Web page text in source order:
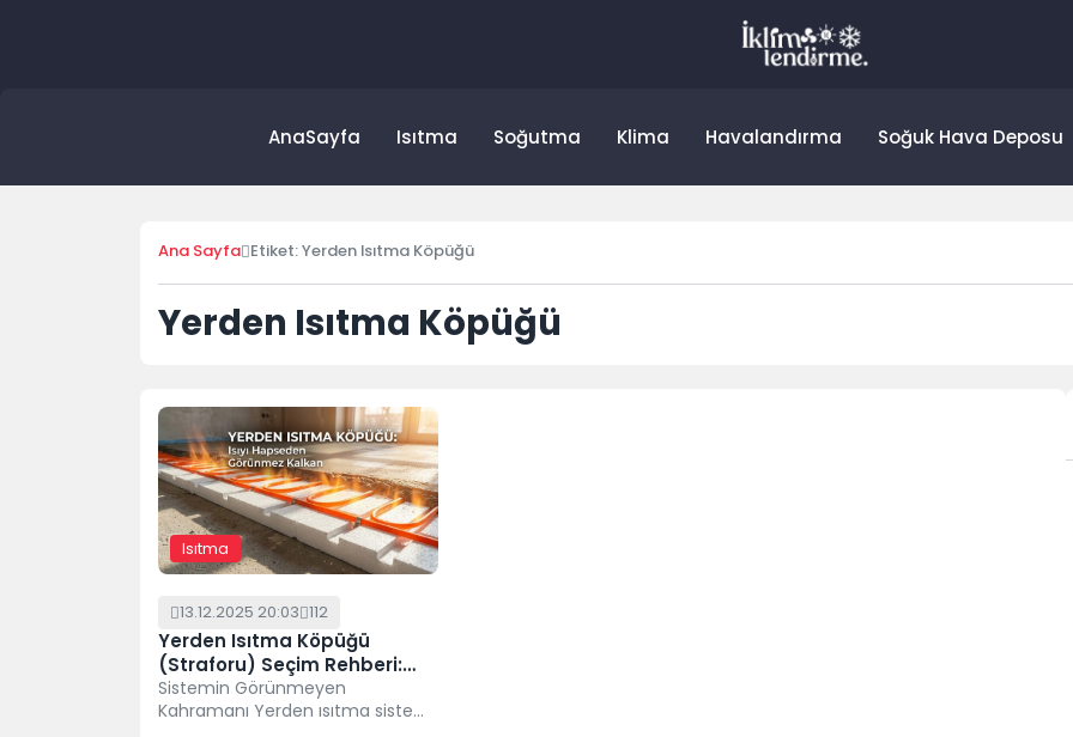
AnaSayfa Isıtma Soğutma Klima Havalandırma Soğuk Hava Deposu
Ana Sayfa Etiket: Yerden Isıtma Köpüğü
Yerden Isıtma Köpüğü
Isıtma
13.12.2025 20:03 112
Yerden Isıtma Köpüğü
(Straforu) Seçim Rehberi:
Folyolu mu, Karbonlu mu?
Sistemin Görünmeyen
Kahramanı Yerden ısıtma sistemi